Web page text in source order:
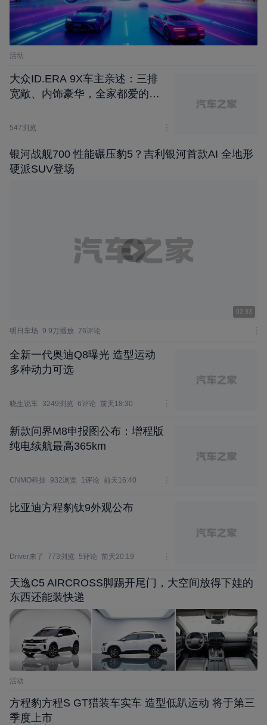
活动
大众ID.ERA 9X车主亲述：三排
宽敞、内饰豪华，全家都爱的家
547浏览
银河战舰700 性能碾压豹5？吉利银河首款AI 全地形
硬派SUV登场
02:33
明日车场 9.9万播放 76评论
全新一代奥迪Q8曝光 造型运动
多种动力可选
晓生说车 3249浏览 6评论 前天18:30
新款问界M8申报图公布：增程版
纯电续航最高365km
CNMO科技 932浏览 1评论 前天16:40
比亚迪方程豹钛9外观公布
Driver来了 773浏览 5评论 前天20:19
天逸C5 AIRCROSS脚踢开尾门，大空间放得下娃的
东西还能装快递
活动
方程豹方程S GT猎装车实车 造型低趴运动 将于第三
季度上市